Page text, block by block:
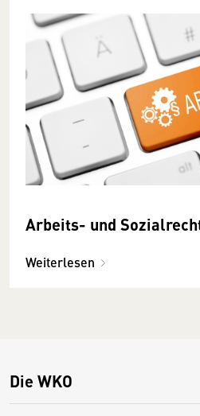
Arbeits- und
Weiterlesen
Die WKO